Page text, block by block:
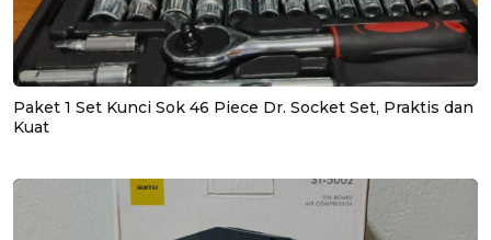
Paket 1 Set Kunci Sok 46 Piece Dr. Socket Set, Praktis dan
Kuat